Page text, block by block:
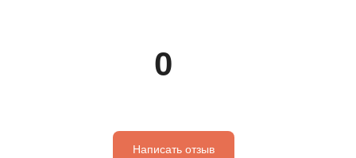
0
Написать отзыв